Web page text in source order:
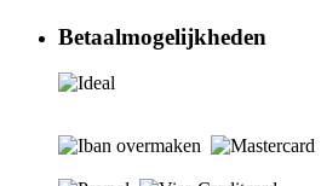
Betaalmogelijkheden